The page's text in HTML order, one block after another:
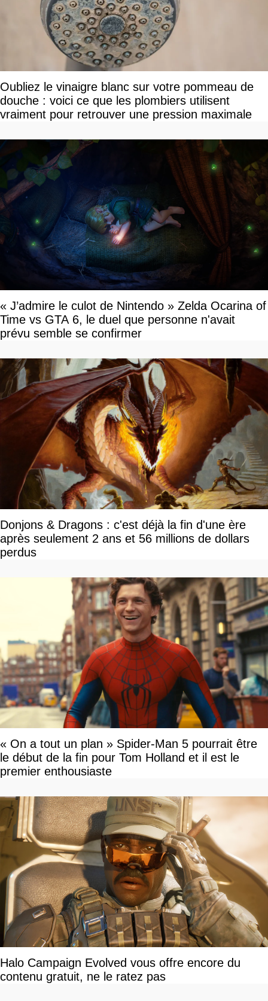
Oubliez le vinaigre blanc sur votre pommeau de
douche : voici ce que les plombiers utilisent
vraiment pour retrouver une pression maximale
« J’admire le culot de Nintendo » Zelda Ocarina of
Time vs GTA 6, le duel que personne n'avait
prévu semble se confirmer
Donjons & Dragons : c'est déjà la fin d'une ère
après seulement 2 ans et 56 millions de dollars
perdus
« On a tout un plan » Spider-Man 5 pourrait être
le début de la fin pour Tom Holland et il est le
premier enthousiaste
Halo Campaign Evolved vous offre encore du
contenu gratuit, ne le ratez pas